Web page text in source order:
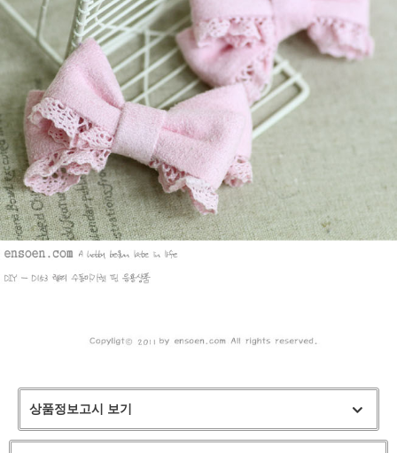
상품정보고시 보기